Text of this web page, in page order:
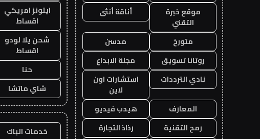
موقع خبرة
التقني
أناقة أنثى
متورخ
مدسن
روتانا تسويق
مجلة الابداع
نادي الترددات
استشارات اون
لاين
المعارف
هيدب فيديو
رمح التقنية
رذاذ التجارة
ايتونز امريكي
اقساط
شحن يلا لودو
اقساط
حنا
شاي ماتشا
خدمات الباك